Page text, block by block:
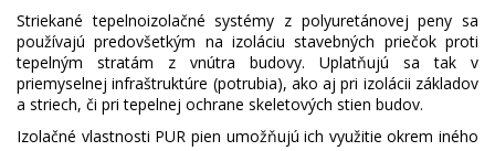
Striekané tepelnoizolačné systémy z polyuretánovej peny sa
používajú predovšetkým na izoláciu stavebných priečok proti
tepelným stratám z vnútra budovy. Uplatňujú sa tak v
priemyselnej infraštruktúre (potrubia), ako aj pri izolácii základov
a striech, či pri tepelnej ochrane skeletových stien budov.
Izolačné vlastnosti PUR pien umožňujú ich využitie okrem iného